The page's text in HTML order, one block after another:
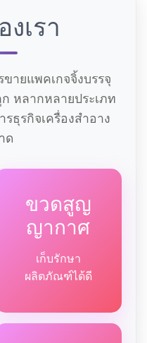
เรา
ายแพคเกจจิ้งบรรจุ
หลากหลายประเภท
ธุรกิจเครื่องสำอาง
ด
ขวดสูญ
ญากาศ
เก็บรักษา
ผลิตภัณฑ์ได้ดี